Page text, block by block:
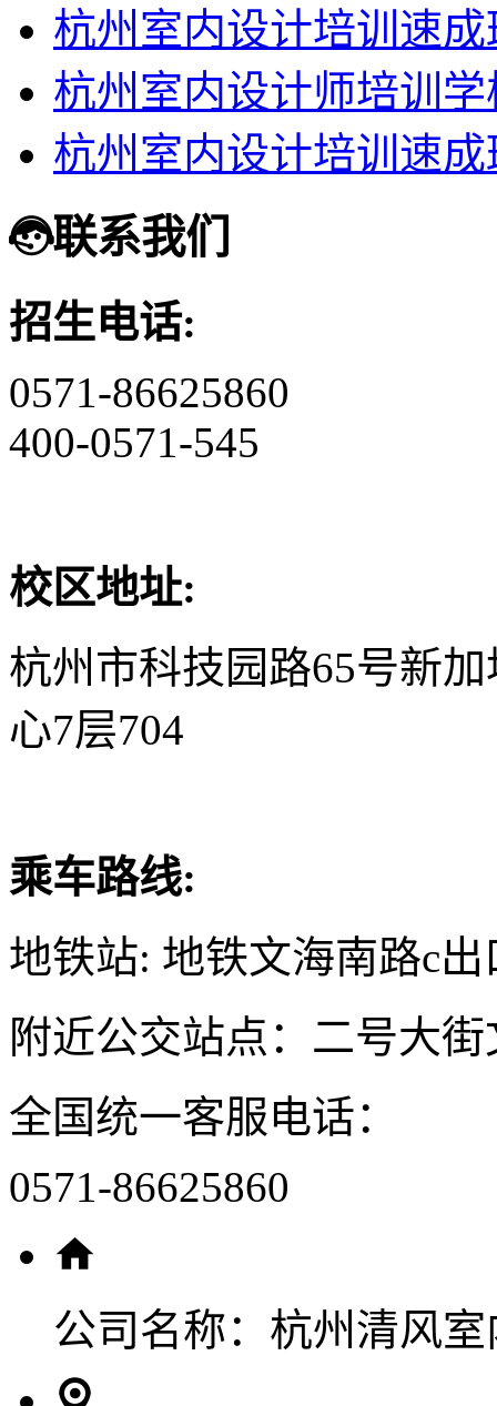
杭州室内设计培训速成
杭州室内设计师培训
杭州室内设计培训速成
联系我们
招生电话:
0571-86625860
400-0571-545
校区地址:
杭州市科技园路65号新
心7层704
乘车路线:
地铁站: 地铁文海南路c出
附近公交站点：二号大
全国统一客服电话：
0571-86625860
公司名称： 杭州清风